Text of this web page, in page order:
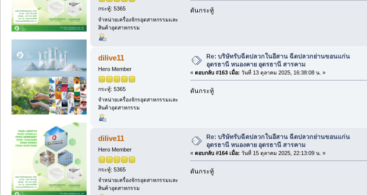
กระทู้: 5365
จำหน่ายเครื่องจักรอุตสาหกรรมและ
สินค้าอุตสาหกรรม
ดันกระทู้
dilive11
Hero Member
กระทู้: 5365
จำหน่ายเครื่องจักรอุตสาหกรรมและ
สินค้าอุตสาหกรรม
Re: บริษัทรับฉีดปลวกในอีสาน ฉีดปลวกย่านขอนแก่น
อุดรธานี หนองคาย อุดรธานี สารคาม
« ตอบกลับ #163 เมื่อ: วันที่ 13 ตุลาคม 2025, 16:38:08 น. »
ดันกระทู้
dilive11
Hero Member
กระทู้: 5365
จำหน่ายเครื่องจักรอุตสาหกรรมและ
สินค้าอุตสาหกรรม
Re: บริษัทรับฉีดปลวกในอีสาน ฉีดปลวกย่านขอนแก่น
อุดรธานี หนองคาย อุดรธานี สารคาม
« ตอบกลับ #164 เมื่อ: วันที่ 15 ตุลาคม 2025, 22:13:09 น. »
ดันกระทู้